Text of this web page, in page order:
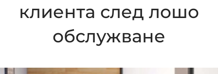
клиента след лошо
обслужване